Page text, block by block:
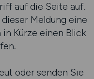
auf die Seite auf.
Meldung eine
Kürze einen Blick
oder senden Sie